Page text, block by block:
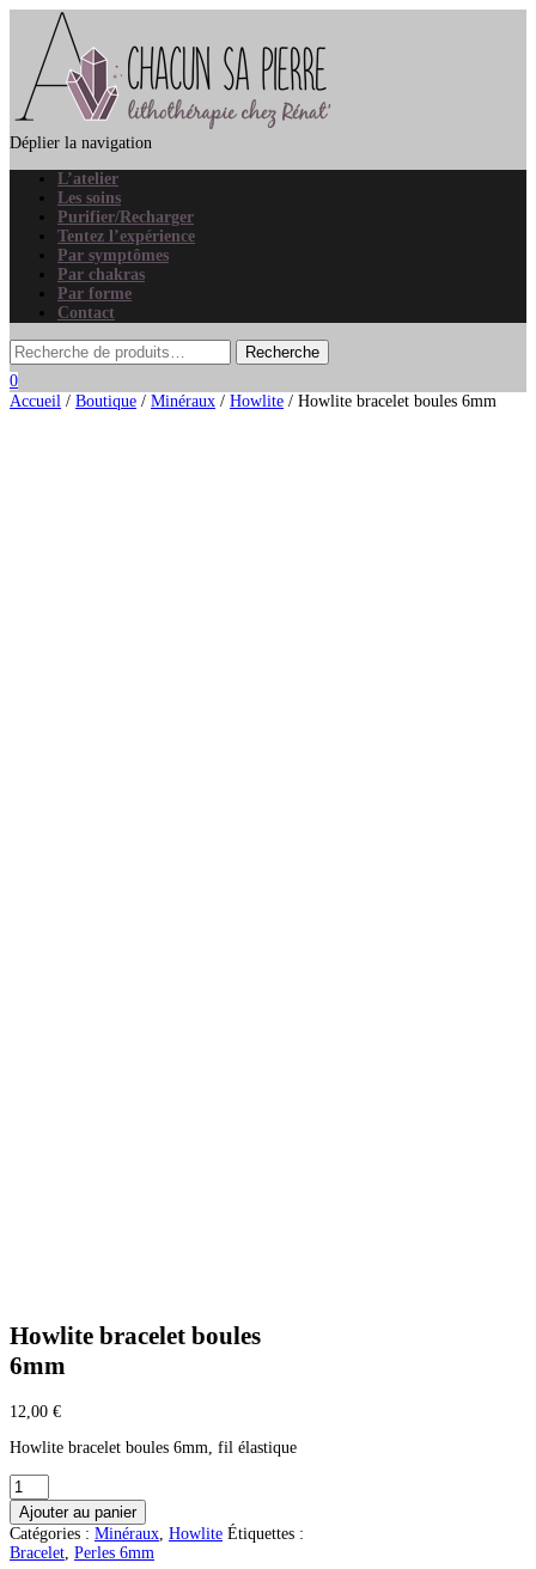
Déplier la navigation
L’atelier
Les soins
Purifier/Recharger
Tentez l’expérience
Par symptômes
Par chakras
Par forme
Contact
0
Accueil / Boutique / Minéraux / Howlite / Howlite bracelet boules 6mm
Howlite bracelet boules
6mm
12,00 €
Howlite bracelet boules 6mm, fil élastique
quantité
de
Howlite
bracelet
boules
Ajouter au panier
Catégories : Minéraux Howlite Étiquettes :
Bracelet Perles 6mm